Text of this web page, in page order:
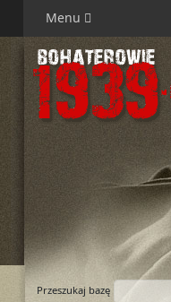
Menu
Przeszukaj bazę